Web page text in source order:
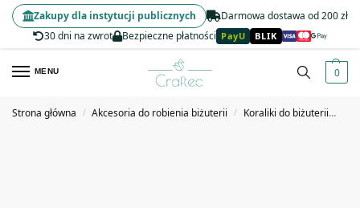
Darmowa dostawa od 200 zł
30 dni na zwrot
Bezpieczne płatności PayU BLIK
Zakupy dla instytucji publicznych
MENU 0
Strona główna / Akcesoria do robienia biżuterii / Koraliki do biżuterii